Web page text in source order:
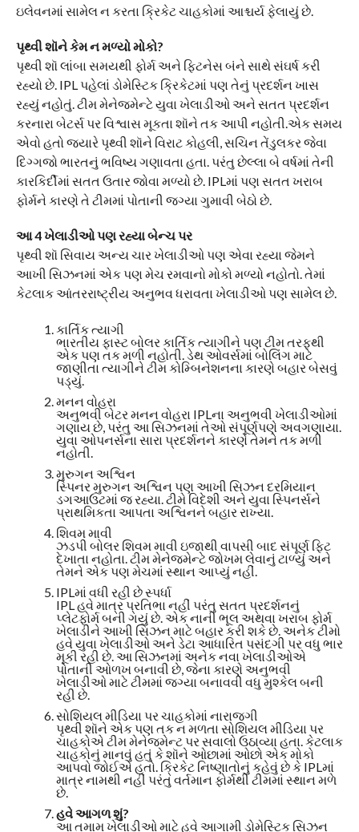
ઇલેવનમાં સામેલ ન કરતા ક્રિકેટ ચાહકોમાં આશ્ચર્ય ફેલાયું છે.
પૃથ્વી શૉને કેમ ન મળ્યો મોકો?
પૃથ્વી શૉ લાંબા સમયથી ફોર્મ અને ફિટનેસ બંને સાથે સંઘર્ષ કરી
રહ્યો છે. IPL પહેલાં ડોમેસ્ટિક ક્રિકેટમાં પણ તેનું પ્રદર્શન ખાસ
રહ્યું નહોતું. ટીમ મેનેજમેન્ટે યુવા ખેલાડીઓ અને સતત પ્રદર્શન
કરનારા બેટર્સ પર વિશ્વાસ મૂકતા શૉને તક આપી નહોતી.એક સમય
એવો હતો જ્યારે પૃથ્વી શૉને વિરાટ કોહલી, સચિન તેંડુલકર જેવા
દિગ્ગજો ભારતનું ભવિષ્ય ગણાવતા હતા. પરંતુ છેલ્લા બે વર્ષમાં તેની
કારકિર્દીમાં સતત ઉતાર જોવા મળ્યો છે. IPLમાં પણ સતત ખરાબ
ફોર્મને કારણે તે ટીમમાં પોતાની જગ્યા ગુમાવી બેઠો છે.
આ 4 ખેલાડીઓ પણ રહ્યા બેન્ચ પર
પૃથ્વી શૉ સિવાય અન્ય ચાર ખેલાડીઓ પણ એવા રહ્યા જેમને
આખી સિઝનમાં એક પણ મેચ રમવાનો મોકો મળ્યો નહોતો. તેમાં
કેટલાક આંતરરાષ્ટ્રીય અનુભવ ધરાવતા ખેલાડીઓ પણ સામેલ છે.
કાર્તિક ત્યાગી
ભારતીય ફાસ્ટ બોલર કાર્તિક ત્યાગીને પણ ટીમ તરફથી
એક પણ તક મળી નહોતી. ડેથ ઓવર્સમાં બોલિંગ માટે
જાણીતા ત્યાગીને ટીમ કોમ્બિનેશનના કારણે બહાર બેસવું
પડ્યું.
મનન વોહરા
અનુભવી બેટર મનન વોહરા IPLના અનુભવી ખેલાડીઓમાં
ગણાય છે, પરંતુ આ સિઝનમાં તેઓ સંપૂર્ણપણે અવગણાયા.
યુવા ઓપનર્સના સારા પ્રદર્શનને કારણે તેમને તક મળી
નહોતી.
મુરુગન અશ્વિન
સ્પિનર મુરુગન અશ્વિન પણ આખી સિઝન દરમિયાન
ડગઆઉટમાં જ રહ્યા. ટીમે વિદેશી અને યુવા સ્પિનર્સને
પ્રાથમિકતા આપતા અશ્વિનને બહાર રાખ્યા.
શિવમ માવી
ઝડપી બોલર શિવમ માવી ઇજાથી વાપસી બાદ સંપૂર્ણ ફિટ
દેખાતા નહોતા. ટીમ મેનેજમેન્ટે જોખમ લેવાનું ટાળ્યું અને
તેમને એક પણ મેચમાં સ્થાન આપ્યું નહીં.
IPLમાં વધી રહી છે સ્પર્ધા
IPL હવે માત્ર પ્રતિભા નહીં પરંતુ સતત પ્રદર્શનનું
પ્લેટફોર્મ બની ગયું છે. એક નાની ભૂલ અથવા ખરાબ ફોર્મ
ખેલાડીને આખી સિઝન માટે બહાર કરી શકે છે. અનેક ટીમો
હવે યુવા ખેલાડીઓ અને ડેટા આધારિત પસંદગી પર વધુ ભાર
મૂકી રહી છે. આ સિઝનમાં અનેક નવા ખેલાડીઓએ
પોતાની ઓળખ બનાવી છે, જેના કારણે અનુભવી
ખેલાડીઓ માટે ટીમમાં જગ્યા બનાવવી વધુ મુશ્કેલ બની
રહી છે.
સોશિયલ મીડિયા પર ચાહકોમાં નારાજગી
પૃથ્વી શૉને એક પણ તક ન મળતા સોશિયલ મીડિયા પર
ચાહકોએ ટીમ મેનેજમેન્ટ પર સવાલો ઉઠાવ્યા હતા. કેટલાક
ચાહકોનું માનવું હતું કે શૉને ઓછામાં ઓછો એક મોકો
આપવો જોઈએ હતો. ક્રિકેટ નિષ્ણાતોનું કહેવું છે કે IPLમાં
માત્ર નામથી નહીં પરંતુ વર્તમાન ફોર્મથી ટીમમાં સ્થાન મળે
છે.
હવે આગળ શું?
આ તમામ ખેલાડીઓ માટે હવે આગામી ડોમેસ્ટિક સિઝન